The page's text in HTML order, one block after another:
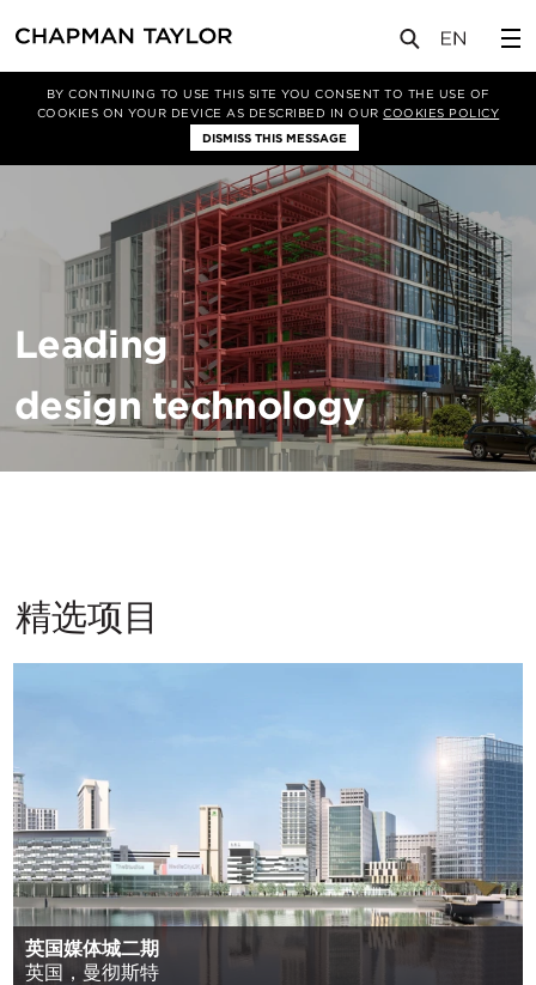
BY CONTINUING TO USE THIS SITE YOU CONSENT TO THE USE OF
COOKIES ON YOUR DEVICE AS DESCRIBED IN OURCOOKIES POLICY
DISMISS THIS MESSAGE
关于我们 专业性 BIM
Leading
design technology
翻
译
翻
译
翻
译
精选项目
英国媒体城二期
英国，曼彻斯特